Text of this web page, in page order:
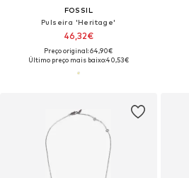
FOSSIL
Pulseira 'Heritage'
46,32€
Preço original: 64,90€
Último preço mais baixo:40,53€